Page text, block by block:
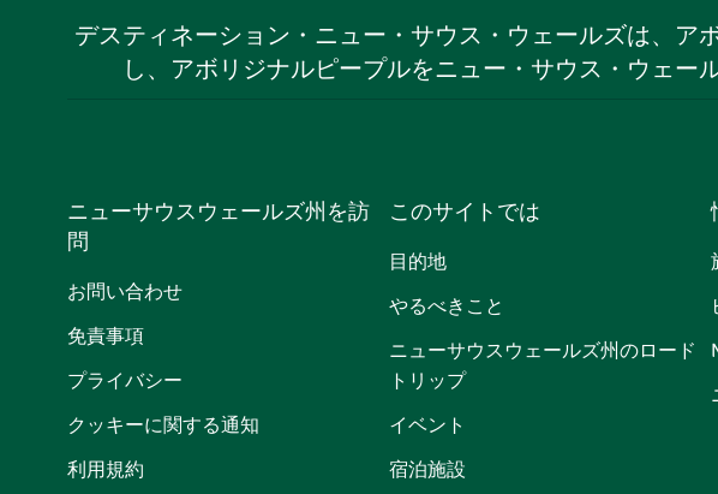
デスティネーション・ニュー・サウス・ウェールズは、
し、アボリジナルピープルをニュー・サウス・ウェー
ニューサウスウェールズ州を訪
問
お問い合わせ
免責事項
プライバシー
クッキーに関する通知
利用規約
このサイトでは
目的地
やるべきこと
ニューサウスウェールズ州のロード
トリップ
イベント
宿泊施設